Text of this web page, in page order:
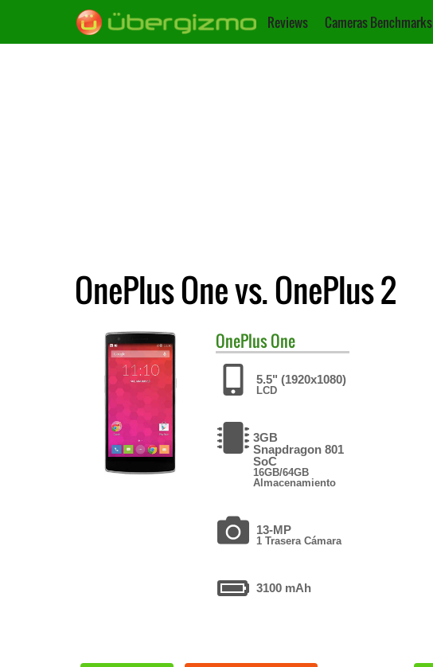
Reviews Cameras Benchmarks
OnePlus One vs. OnePlus 2
OnePlusOne
5.5" (1920x1080)
LCD
3GB
Snapdragon 801
SoC
16GB/64GB
Almacenamiento
13-MP
1 Trasera Cámara
3100 mAh